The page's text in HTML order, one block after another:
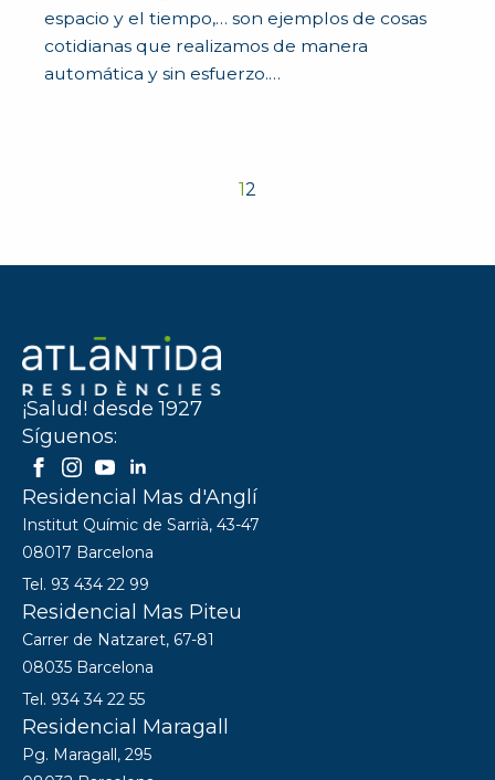
espacio y el tiempo,… son ejemplos de cosas
cotidianas que realizamos de manera
automática y sin esfuerzo.…
12
¡Salud! desde 1927
Síguenos:
Residencial Mas d'Anglí
Institut Químic de Sarrià, 43-47
08017 Barcelona
Tel. 93 434 22 99
Residencial Mas Piteu
Carrer de Natzaret, 67-81
08035 Barcelona
Tel. 934 34 22 55
Residencial Maragall
Pg. Maragall, 295